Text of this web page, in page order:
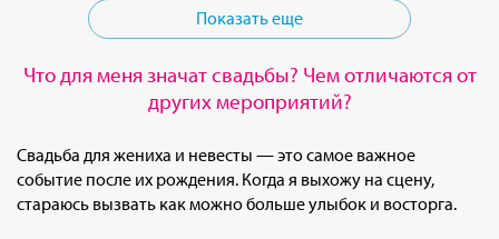
Показать еще
Что для меня значат свадьбы? Чем отличаются от
других мероприятий?
Свадьба для жениха и невесты — это самое важное
событие после их рождения. Когда я выхожу на сцену,
стараюсь вызвать как можно больше улыбок и восторга.